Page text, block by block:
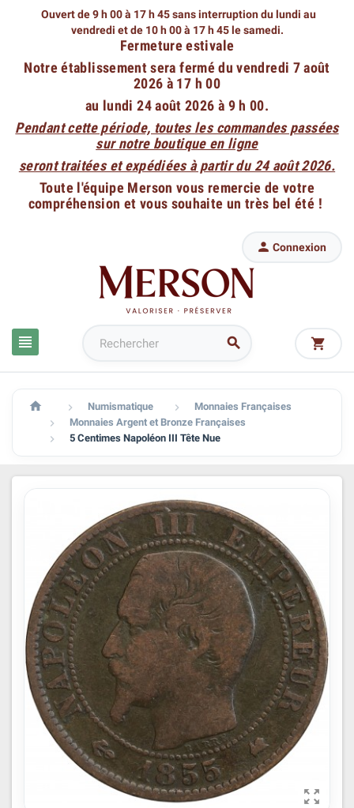
Ouvert de 9 h 00 à 17 h 45 sans interruption du lundi au
vendredi et de 10 h 00 à 17 h 45 le samedi.
Fermeture estivale
Notre établissement sera fermé du vendredi 7 août
2026 à 17 h 00
au lundi 24 août 2026 à 9 h 00.
Pendant cette période, toutes les commandes passées
sur notre boutique en ligne
seront traitées et expédiées à partir du 24 août 2026.
Toute l'équipe Merson vous remercie de votre
compréhension et vous souhaite un très bel été !
 
 Connexion

  Numismatique  Monnaies Françaises
 Monnaies Argent et Bronze Françaises
 5 Centimes Napoléon III Tête Nue
